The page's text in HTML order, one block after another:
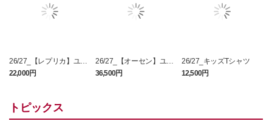
26/27_【レプリカ】ユニ
フォーム（1st）
22,000円
26/27_【オーセン】ユニ
フォーム（1st）
36,500円
26/27_キッズTシャツ
12,500円
トピックス